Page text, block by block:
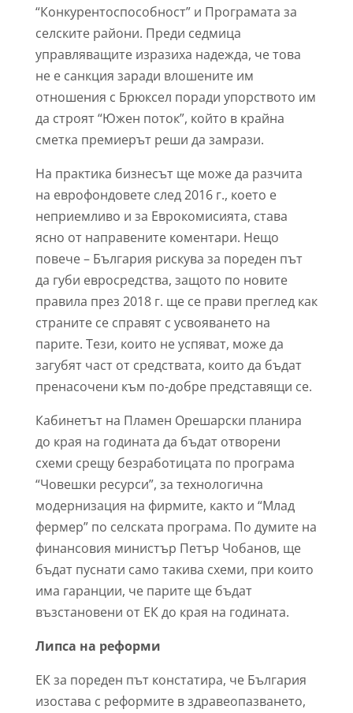
“Конкурентоспособност” и Програмата за
селските райони. Преди седмица
управляващите изразиха надежда, че това
не е санкция заради влошените им
отношения с Брюксел поради упорството им
да строят “Южен поток”, който в крайна
сметка премиерът реши да замрази.
На практика бизнесът ще може да разчита
на еврофондовете след 2016 г., което е
неприемливо и за Еврокомисията, става
ясно от направените коментари. Нещо
повече – България рискува за пореден път
да губи евросредства, защото по новите
правила през 2018 г. ще се прави преглед как
страните се справят с усвояването на
парите. Тези, които не успяват, може да
загубят част от средствата, които да бъдат
пренасочени към по-добре представящи се.
Кабинетът на Пламен Орешарски планира
до края на годината да бъдат отворени
схеми срещу безработицата по програма
“Човешки ресурси”, за технологична
модернизация на фирмите, както и “Млад
фермер” по селската програма. По думите на
финансовия министър Петър Чобанов, ще
бъдат пуснати само такива схеми, при които
има гаранции, че парите ще бъдат
възстановени от ЕК до края на годината.
Липса на реформи
ЕК за пореден път констатира, че България
изостава с реформите в здравеопазването,